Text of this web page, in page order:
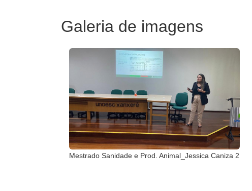
Galeria de imagens
Mestrado Sanidade e Prod. Animal_Jessica Caniza 2